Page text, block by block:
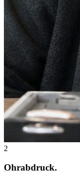
2
Ohrabdruck.